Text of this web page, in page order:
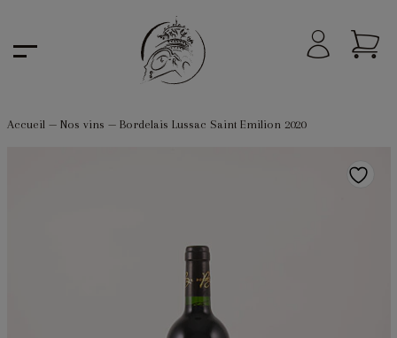
Accueil— Nos vins — Bordelais Lussac Saint Emilion 2020